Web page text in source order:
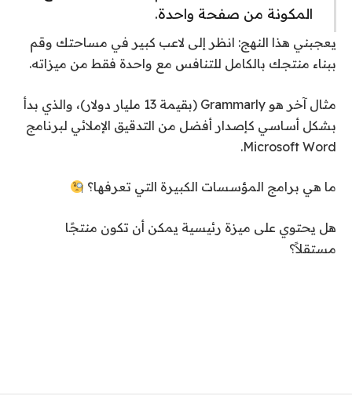
المكونة من صفحة واحدة.
يعجبني هذا النهج: انظر إلى لاعب كبير في مساحتك وقم
ببناء منتجك بالكامل للتنافس مع واحدة فقط من ميزاته.
مثال آخر هو Grammarly (بقيمة 13 مليار دولار)، والذي بدأ
بشكل أساسي كإصدار أفضل من التدقيق الإملائي لبرنامج
Microsoft Word.
ما هي برامج المؤسسات الكبيرة التي تعرفها؟
هل يحتوي على ميزة رئيسية يمكن أن تكون منتجًا
مستقلاً؟